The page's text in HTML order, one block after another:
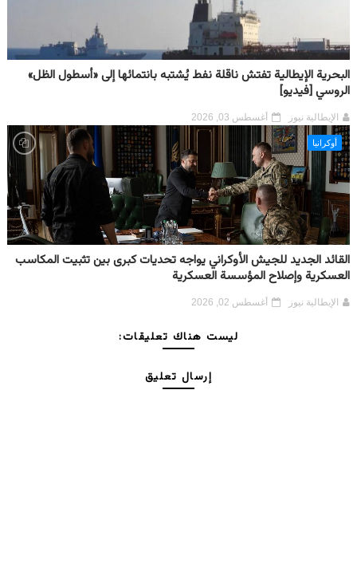
البحرية الإيطالية تفتش ناقلة نفط يُشتبه بانتمائها إلى «أسطول الظل»
الروسي [فيديو]
الإيطالية نيوز أغسطس 03, 2026
أوكرانيا
القائد الجديد للجيش الأوكراني يواجه تحديات كبرى بين تثبيت المكاسب
العسكرية وإصلاح المؤسسة العسكرية
الإيطالية نيوز أغسطس 02, 2026
ليست هناك تعليقات:
إرسال تعليق